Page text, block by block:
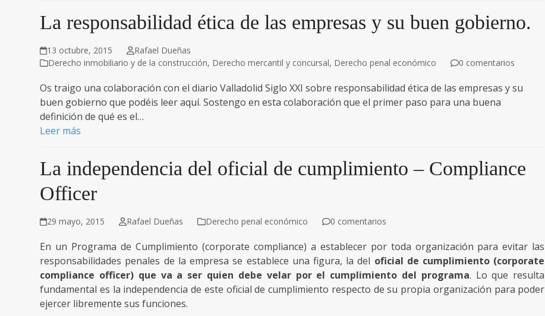
La responsabilidad ética de las empresas y su buen gobierno.
13 octubre, 2015
Rafael Dueñas
Derecho inmobiliario y de la construcción, Derecho mercantil y concursal, Derecho penal económico 0 comentarios
Os traigo una colaboración con el diario Valladolid Siglo XXI sobre responsabilidad ética de las empresas y su
buen gobierno que podéis leer aquí. Sostengo en esta colaboración que el primer paso para una buena
definición de qué es el…
Leer más
La independencia del oficial de cumplimiento – Compliance
Officer
29 mayo, 2015 Rafael Dueñas Derecho penal económico 0 comentarios
En un Programa de Cumplimiento (corporate compliance) a establecer por toda organización para evitar las
responsabilidades penales de la empresa se establece una figura, la del oficial de cumplimiento (corporate
compliance officer) que va a ser quien debe velar por el cumplimiento del programa. Lo que resulta
fundamental es la independencia de este oficial de cumplimiento respecto de su propia organización para poder
ejercer libremente sus funciones.